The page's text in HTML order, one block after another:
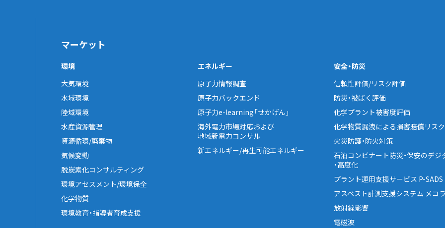
マーケット
環境
大気環境
水域環境
陸域環境
水産資源管理
資源循環/廃棄物
気候変動
脱炭素化コンサルティング
環境アセスメント/環境保全
化学物質
環境教育・指導者育成支援
エネルギー
原子力情報調査
原子力バックエンド
原子力e-learning「せかげん」
海外電力市場対応および
地域新電力コンサル
新エネルギー/再生可能エネルギー
安全・防災
信頼性評価/リスク評価
防災・被ばく評価
化学プラント被害度評価
化学物質漏洩による損害賠償リス
火災防護・防火対策
石油コンビナート防災・保安のデジ
・高度化
プラント運用支援サービス P-SADS
アスベスト計測支援システム メコ
放射線影響
電磁波